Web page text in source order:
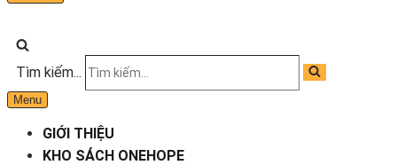
Tìm kiếm...
Menu
GIỚI THIỆU
KHO SÁCH ONEHOPE